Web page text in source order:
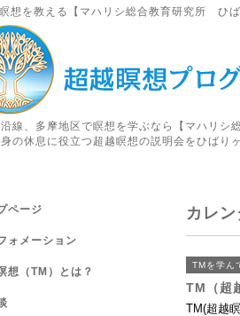
想を教える【マハリシ総合教育研究所 ひ
線、多摩地区で瞑想を学ぶなら【マハリシ
の休息に役立つ超越瞑想の説明会をひばり
カレン
TMを学ん
TM（超
TM(超越
ページ
ォメーション
想（TM）とは？